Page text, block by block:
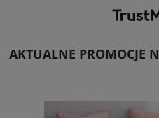
AKTUALNE PROMOCJE